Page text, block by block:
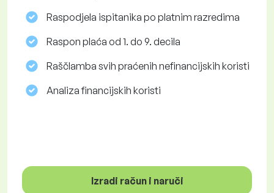
Raspodjela ispitanika po platnim razredima
Raspon plaća od 1. do 9. decila
Raščlamba svih praćenih nefinancijskih koristi
Analiza financijskih koristi
Izradi račun i naruči